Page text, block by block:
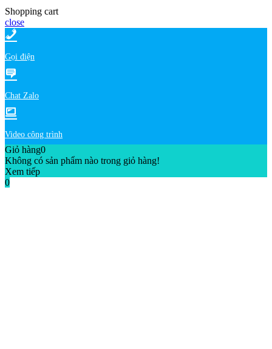
Shopping cart
close
Gọi điện
Chat Zalo
Video công trình
Giỏ hàng0
Không có sản phẩm nào trong giỏ hàng!
Xem tiếp
0